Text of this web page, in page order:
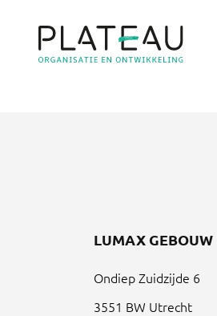
LUMAX GEBOUW
Ondiep Zuidzijde 6
3551 BW Utrecht